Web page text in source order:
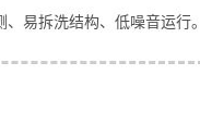
易拆洗结构、低噪音运行。